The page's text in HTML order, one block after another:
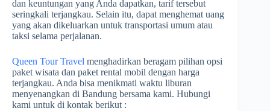
dan keuntungan yang Anda dapatkan, tarif tersebut
seringkali terjangkau. Selain itu, dapat menghemat uang
yang akan dikeluarkan untuk transportasi umum atau
taksi selama perjalanan.
Queen Tour Travel menghadirkan beragam pilihan opsi
paket wisata dan paket rental mobil dengan harga
terjangkau. Anda bisa menikmati waktu liburan
menyenangkan di Bandung bersama kami. Hubungi
kami untuk di kontak berikut :